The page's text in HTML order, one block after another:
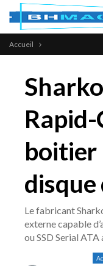
Accueil
Rapid-
boitier
Le fabricant
externe capable
ou SSD Serial